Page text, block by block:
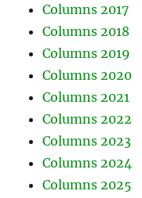
Columns 2017
Columns 2018
Columns 2019
Columns 2020
Columns 2021
Columns 2022
Columns 2023
Columns 2024
Columns 2025